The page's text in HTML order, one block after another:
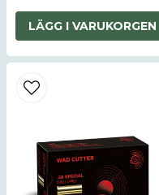
LÄGG I VARUKORGEN